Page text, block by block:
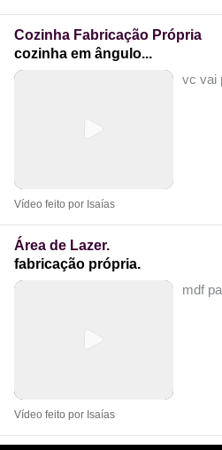
Cozinha Fabricação Própria
cozinha em ângulo...
vc vai
Vídeo feito por Isaías
Área de Lazer.
fabricação própria.
mdf
Vídeo feito por Isaías